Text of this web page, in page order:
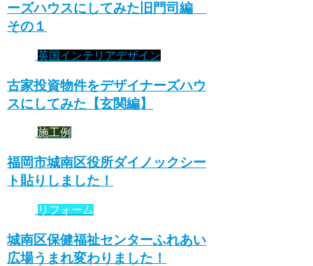
ーズハウスにしてみた旧門司編
その１
英国インテリアデザイン
古家投資物件をデザイナーズハウ
スにしてみた【玄関編】
施工例
福岡市城南区役所ダイノックシー
ト貼りしました！
リフォーム
城南区保健福祉センターふれあい
広場うまれ変わりました！